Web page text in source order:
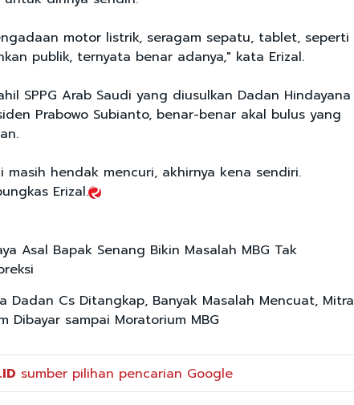
motor listrik, seragam sepatu, tablet, seperti
publik, ternyata benar adanya," kata Erizal.
SPPG Arab Saudi yang diusulkan Dadan Hindayana
Prabowo Subianto, benar-benar akal bulus yang
masih hendak mencuri, akhirnya kena sendiri.
Erizal.
Asal Bapak Senang Bikin Masalah MBG Tak
Dadan Cs Ditangkap, Banyak Masalah Mencuat, Mitra
Dibayar sampai Moratorium MBG
sumber pilihan pencarian Google